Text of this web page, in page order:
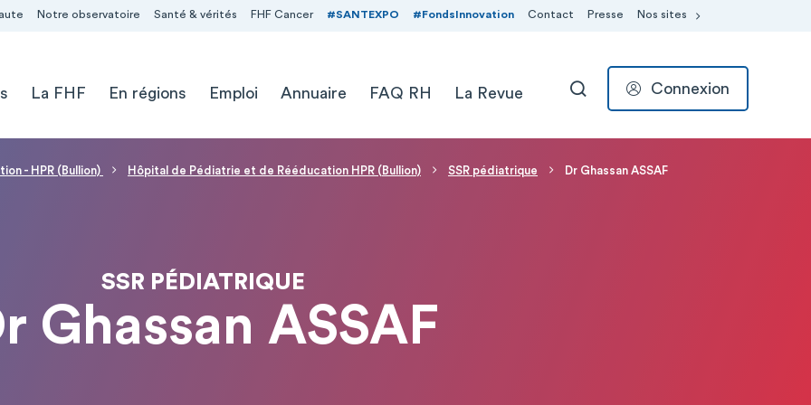
Notre observatoire Santé & vérités FHF Cancer #SANTEXPO #FondsInnovation Contact Presse Nos sites
La FHF En régions Emploi Annuaire FAQ RH La Revue RECHERCHER
Connexion
- HPR (Bullion) Hôpital de Pédiatrie et de Rééducation HPR (Bullion) SSR pédiatrique Dr Ghassan ASSAF
SSR PÉDIATRIQUE
Ghassan ASSAF